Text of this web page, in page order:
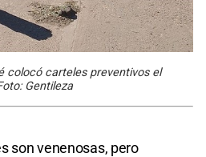
colocó carteles preventivos el
Gentileza
son venenosas, pero